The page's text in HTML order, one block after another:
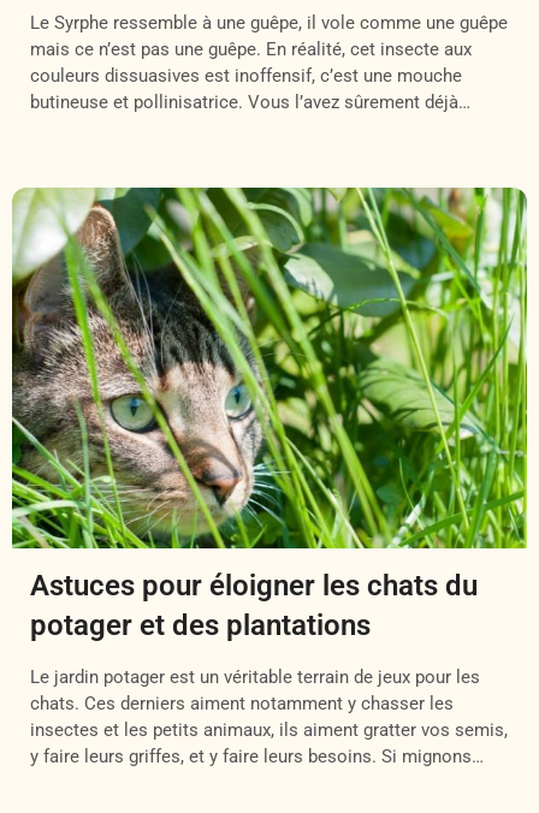
Le Syrphe ressemble à une guêpe, il vole comme une guêpe
mais ce n’est pas une guêpe. En réalité, cet insecte aux
couleurs dissuasives est inoffensif, c’est une mouche
butineuse et pollinisatrice. Vous l’avez sûrement déjà
Astuces pour éloigner les chats du
potager et des plantations
Le jardin potager est un véritable terrain de jeux pour les
chats. Ces derniers aiment notamment y chasser les
insectes et les petits animaux, ils aiment gratter vos semis,
y faire leurs griffes, et y faire leurs besoins. Si mignons